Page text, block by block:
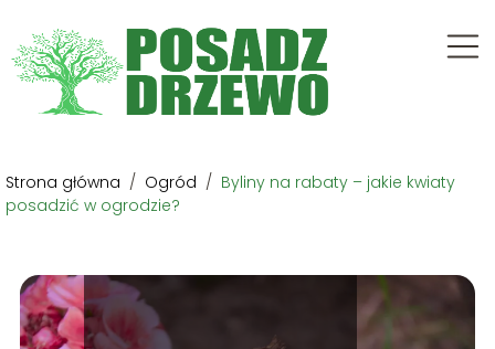
Strona główna / Ogród / Byliny na rabaty – jakie kwiaty
posadzić w ogrodzie?